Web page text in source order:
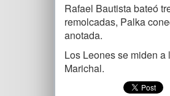
Rafael Bautista bateó
remolcadas, Palka
anotada.
Los Leones se miden
Marichal.